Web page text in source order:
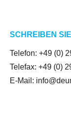
SCHREIBEN
Telefon: +49 (0)
Telefax: +49 (0)
E-Mail: